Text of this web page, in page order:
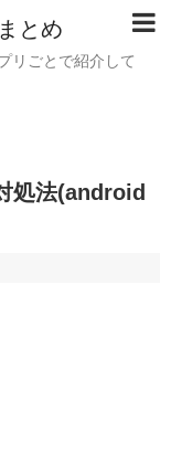
とめ
リごとで紹介して
処法(android